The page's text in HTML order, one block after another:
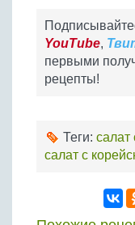
YouTube,
первыми
рецепты!
Теги: салат
салат с